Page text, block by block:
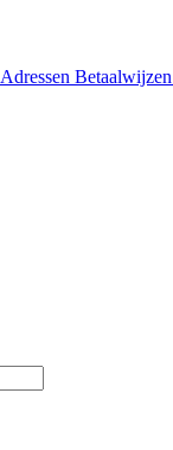
Adressen Betaalwijzen